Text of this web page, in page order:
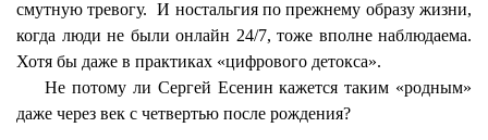
смутную тревогу. И ностальгия по прежнему образу жизни,
когда люди не были онлайн 24/7, тоже вполне наблюдаема.
Хотя бы даже в практиках «цифрового детокса».
Не потому ли Сергей Есенин кажется таким «родным»
даже через век с четвертью после рождения?